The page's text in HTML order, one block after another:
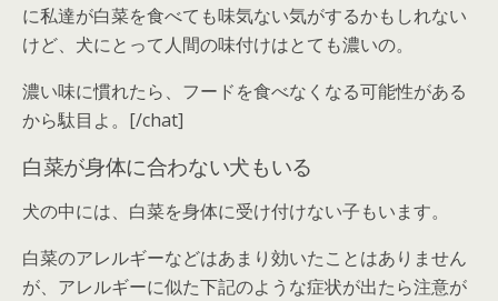
に私達が白菜を食べても味気ない気がするかもしれない
けど、犬にとって人間の味付けはとても濃いの。
濃い味に慣れたら、フードを食べなくなる可能性がある
から駄目よ。[/chat]
白菜が身体に合わない犬もいる
犬の中には、白菜を身体に受け付けない子もいます。
白菜のアレルギーなどはあまり効いたことはありません
が、アレルギーに似た下記のような症状が出たら注意が